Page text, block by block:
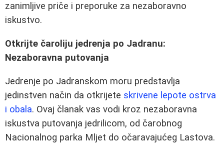
zanimljive priče i preporuke za nezaboravno
iskustvo.
Otkrijte čaroliju jedrenja po Jadranu:
Nezaboravna putovanja
Jedrenje po Jadranskom moru predstavlja
jedinstven način da otkrijete skrivene lepote ostrva
i obala. Ovaj članak vas vodi kroz nezaboravna
iskustva putovanja jedrilicom, od čarobnog
Nacionalnog parka Mljet do očaravajućeg Lastova.